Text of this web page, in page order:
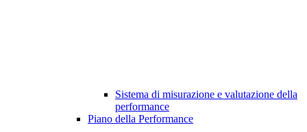
Sistema di misurazione e valutazione della
performance
Piano della Performance